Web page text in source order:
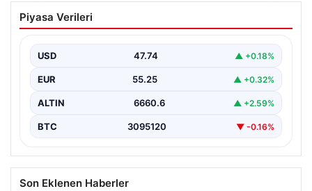
Tartıdaki Rakamları Artırmak İçin
Sağlıklı ve Yüksek Kalorili 5 Tarif
rahatsızlık hissi yaratmadan, dengeli ve kalori
açısından…
Piyasa Verileri
USD 47.74 ▲ +0.18%
EUR 55.25 ▲ +0.32%
ALTIN 6660.6 ▲ +2.59%
BTC 3095120 ▼ -0.16%
Son Eklenen Haberler